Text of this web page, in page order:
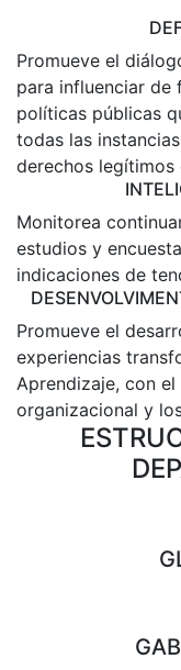
Promueve el
para influenciar de
políticas públicas
todas las
derechos legítimos
Monitorea
estudios y
indicaciones de
Promueve el
experiencias
Aprendizaje, con
organizacional y